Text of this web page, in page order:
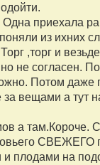
приехала
из ихних
,торг и
не согласен.
Потом даже
за вещами а
а там.Короче.
СВЕЖЕГО
и плодами на